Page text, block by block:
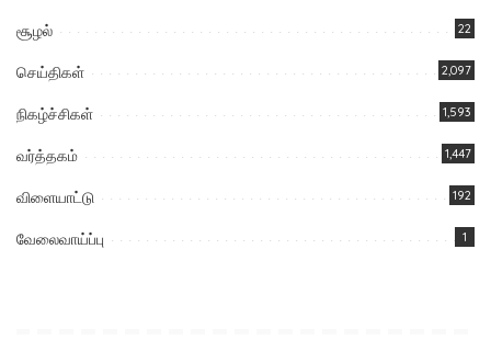
சூழல் 22
செய்திகள் 2,097
நிகழ்ச்சிகள் 1,593
வர்த்தகம் 1,447
விளையாட்டு 192
வேலைவாய்ப்பு 1